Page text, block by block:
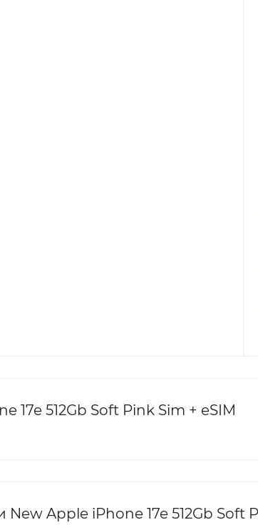
17e 512Gb Soft Pink Sim + eSIM
Apple iPhone 17e 512Gb Soft